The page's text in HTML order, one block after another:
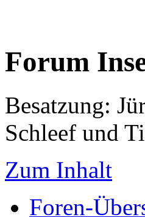
Forum
Besatzung:
Schleef und
Zum Inhalt
Foren-